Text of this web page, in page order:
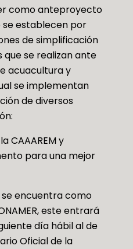
como anteproyecto
se establecen por
de simplificación
se realizan ante
acuacultura y
se implementan
de diversos
CAAAREM y
para una mejor
encuentra como
este entrará
día hábil al de
Oficial de la